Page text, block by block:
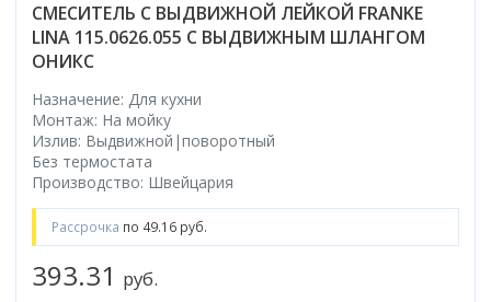
СМЕСИТЕЛЬ С ВЫДВИЖНОЙ ЛЕЙКОЙ FRANKE
LINA 115.0626.055 С ВЫДВИЖНЫМ ШЛАНГОМ
ОНИКС
Назначение: Для кухни
Монтаж: На мойку
Излив: Выдвижной|поворотный
Без термостата
Производство: Швейцария
Рассрочка по 49.16 руб.
393.31 руб.